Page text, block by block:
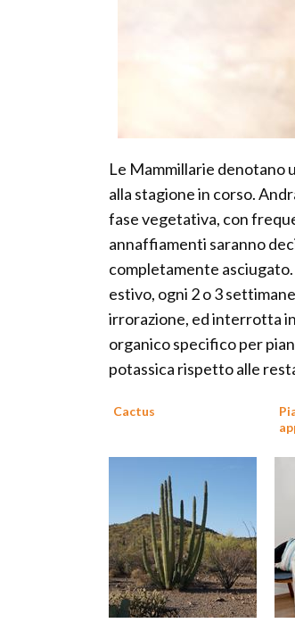
Le Mammillarie denotano
alla stagione in corso.
fase vegetativa, con
annaffiamenti saranno
completamente
estivo, ogni 2 o 3
irrorazione, ed interrotta
organico specifico per
potassica rispetto alle
Cactus